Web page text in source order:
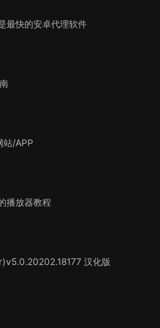
最快的安卓代理软件
站/APP
播放器教程
汉化版